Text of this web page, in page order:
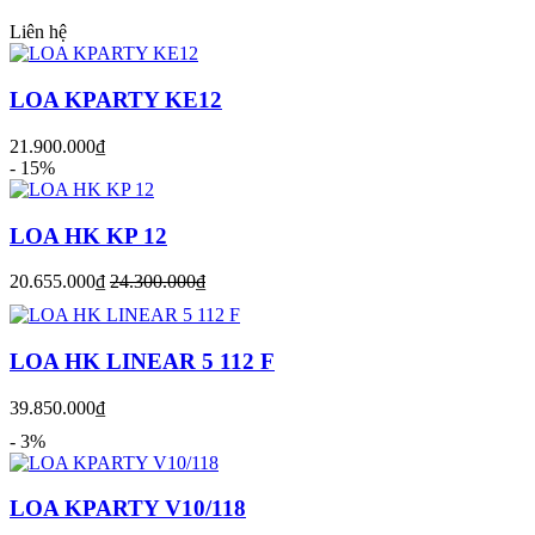
Liên hệ
LOA KPARTY KE12
21.900.000₫
- 15%
LOA HK KP 12
20.655.000₫ 24.300.000₫
LOA HK LINEAR 5 112 F
39.850.000₫
- 3%
LOA KPARTY V10/118